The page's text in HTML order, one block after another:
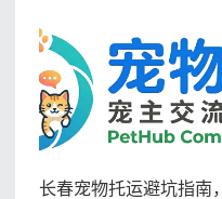
长春宠物托运避坑指南，